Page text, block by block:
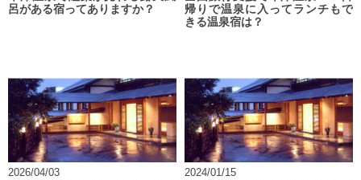
呂がある宿ってありますか？
帰りで温泉に入ってランチもで
きる温泉宿は？
2026/04/03
2024/01/15